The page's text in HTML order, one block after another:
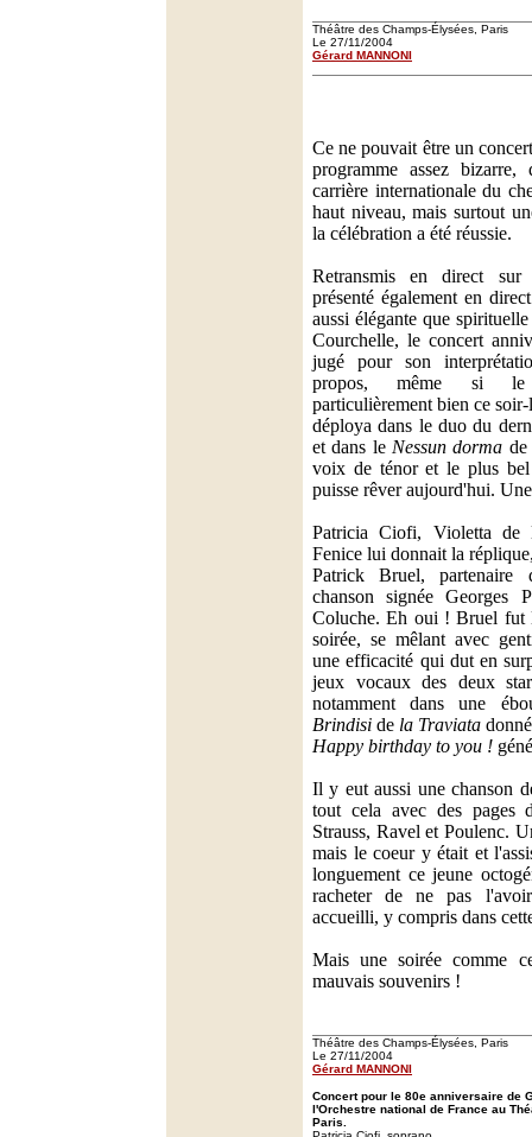
Théâtre des Champs-Élysées, Paris
Le 27/11/2004
Gérard MANNONI
Ce ne pouvait être un
programme assez
carrière internationale du
haut niveau, mais surtout
la célébration a été réussie.
Retransmis en direct sur
présenté également en
aussi élégante que
Courchelle, le concert
jugé pour son
propos, même si le
particulièrement bien ce
déploya dans le duo du
et dans le Nessun dorma
voix de ténor et le plus
puisse rêver aujourd'hui.
Patricia Ciofi, Violetta de
Fenice lui donnait la
Patrick Bruel, partenaire
chanson signée Georges
Coluche. Eh oui ! Bruel fut
soirée, se mêlant avec
une efficacité qui dut en
jeux vocaux des deux
notamment dans une
Brindisi de la Traviata
Happy birthday to you !
Il y eut aussi une chanson
tout cela avec des pages
Strauss, Ravel et Poulenc.
mais le coeur y était et
longuement ce jeune
racheter de ne pas
accueilli, y compris dans
Mais une soirée comme
mauvais souvenirs !
Théâtre des Champs-Élysées, Paris
Le 27/11/2004
Gérard MANNONI
Concert pour le 80e anniversaire de
l'Orchestre national de France au
Paris.